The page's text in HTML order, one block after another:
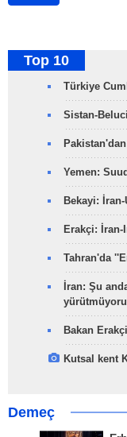
Top 10
Türkiye
Sistan-
Yemen:
Bekayi:
Erakçi:
Tahran'da
İran: Şu
Bakan
Kutsal kent
Demeç